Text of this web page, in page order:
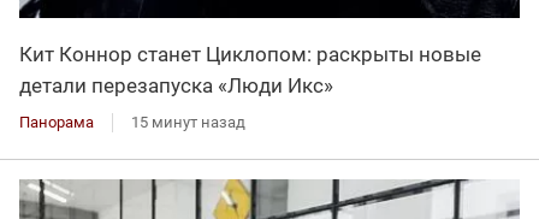
Кит Коннор станет Циклопом: раскрыты новые
детали перезапуска «Люди Икс»
Панорама 15 минут назад